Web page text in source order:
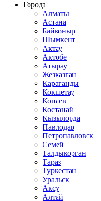
Города
Алматы
Астана
Байконыр
Шымкент
Актау
Актобе
Атырау
Жезказган
Караганды
Кокшетау
Конаев
Костанай
Кызылорда
Павлодар
Петропавловск
Семей
Талдыкорган
Тараз
Туркестан
Уральск
Аксу
Алтай